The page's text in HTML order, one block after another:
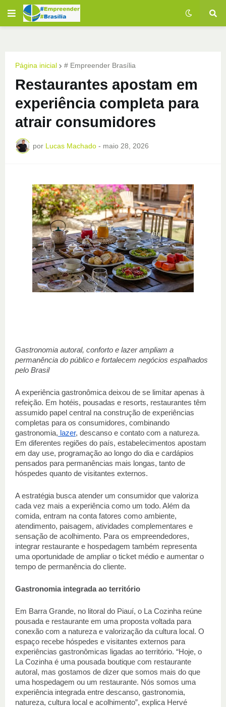
Página inicial # Empreender Brasília
Restaurantes apostam em
experiência completa para
atrair consumidores
por Lucas Machado - maio 28, 2026
Gastronomia autoral, conforto e lazer ampliam a
permanência do público e fortalecem negócios espalhados
pelo Brasil
A experiência gastronômica deixou de se limitar apenas à
refeição. Em hotéis, pousadas e resorts, restaurantes têm
assumido papel central na construção de experiências
completas para os consumidores, combinando
gastronomia, lazer, descanso e contato com a natureza.
Em diferentes regiões do país, estabelecimentos apostam
em day use, programação ao longo do dia e cardápios
pensados para permanências mais longas, tanto de
hóspedes quanto de visitantes externos.
A estratégia busca atender um consumidor que valoriza
cada vez mais a experiência como um todo. Além da
comida, entram na conta fatores como ambiente,
atendimento, paisagem, atividades complementares e
sensação de acolhimento. Para os empreendedores,
integrar restaurante e hospedagem também representa
uma oportunidade de ampliar o ticket médio e aumentar o
tempo de permanência do cliente.
Gastronomia integrada ao território
Em Barra Grande, no litoral do Piauí, o La Cozinha reúne
pousada e restaurante em uma proposta voltada para
conexão com a natureza e valorização da cultura local. O
espaço recebe hóspedes e visitantes externos para
experiências gastronômicas ligadas ao território. “Hoje, o
La Cozinha é uma pousada boutique com restaurante
autoral, mas gostamos de dizer que somos mais do que
uma hospedagem ou um restaurante. Nós somos uma
experiência integrada entre descanso, gastronomia,
natureza, cultura local e acolhimento”, explica Hervé